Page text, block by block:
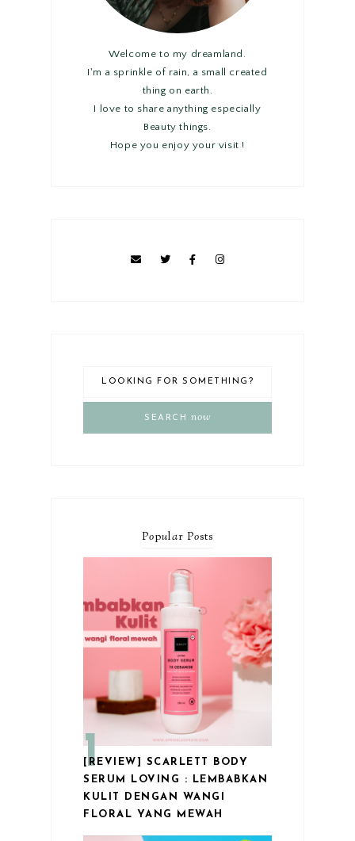
Welcome to my dreamland.
I'm a sprinkle of rain, a small created
thing on earth.
I love to share anything especially
Beauty things.
Hope you enjoy your visit !
SEARCH now
Popular Posts
[REVIEW] SCARLETT BODY
SERUM LOVING : LEMBABKAN
KULIT DENGAN WANGI
FLORAL YANG MEWAH